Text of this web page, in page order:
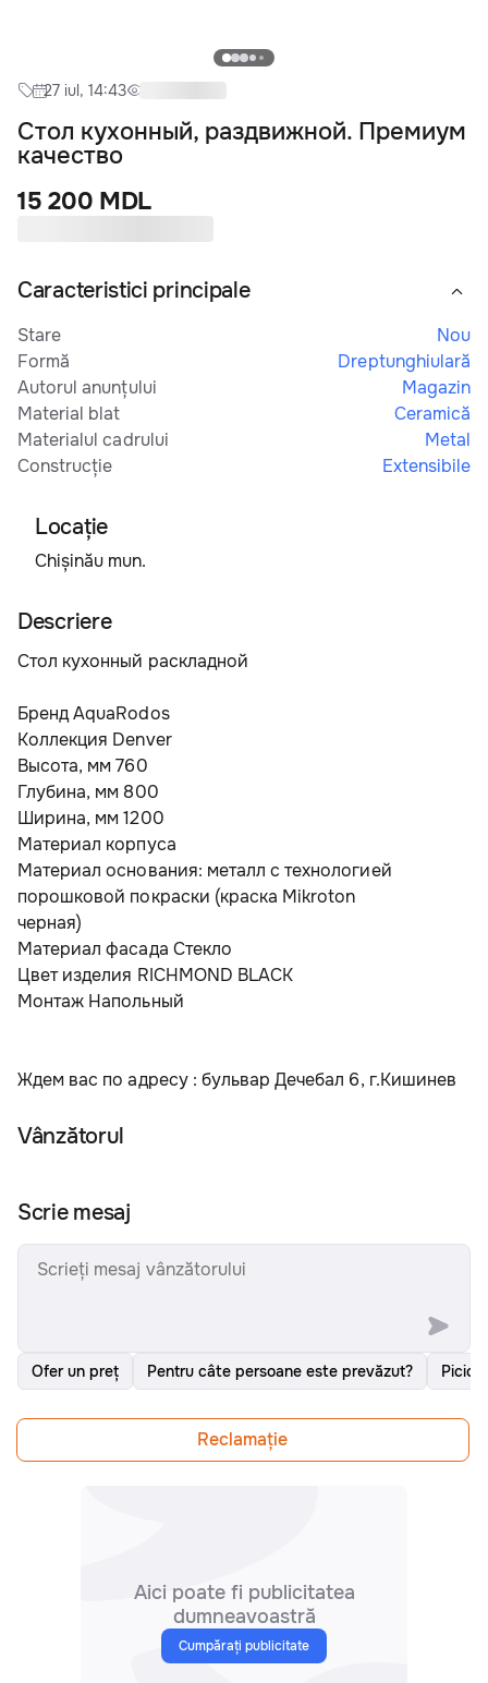
27 iul, 14:43
Стол кухонный, раздвижной. Премиум
качество
15 200 MDL
Descriere
Стол кухонный раскладной
Бренд AquaRodos
Коллекция Denver
Высота, мм 760
Глубина, мм 800
Ширина, мм 1200
Материал корпуса
Материал основания: металл с технологией
порошковой покраски (краска Mikroton
черная)
Материал фасада Стекло
Цвет изделия RICHMOND BLACK
Монтаж Напольный
Ждем вас по адресу : бульвар Дечебал 6, г.Кишинев
Caracteristici principale
Stare
Nou
Formă
Dreptunghiulară
Autorul anunțului
Magazin
Material blat
Ceramică
Materialul cadrului
Metal
Construcție
Extensibile
Locaţie
Chișinău mun.
Vânzătorul
Scrie mesaj
Ofer un preț Pentru câte persoane este prevăzut?
Reclamațiе
Aici poate fi publicitatea
dumneavoastră
Cumpărați publicitate